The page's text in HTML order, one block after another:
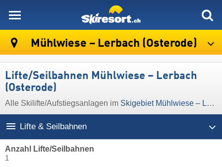
Mühlwiese – Lerbach (Osterode)
Lifte/Seilbahnen Mühlwiese – Lerbach
(Osterode)
Alle Skilifte/Aufstiegsanlagen im Skigebiet Mühlwiese – Lerbach (Osterode)
Lifte & Seilbahnen
Anzahl Lifte/Seilbahnen
1